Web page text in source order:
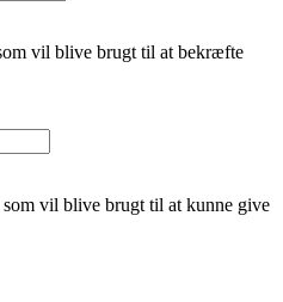
vil blive brugt til at bekræfte
vil blive brugt til at kunne give